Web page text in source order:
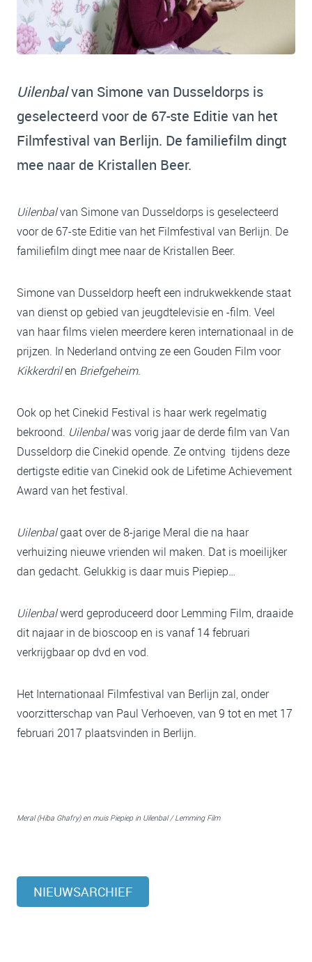
Uilenbalvan Simone van Dusseldorps is
geselecteerd voor de 67-ste Editie van het
Filmfestival van Berlijn. De familiefilm dingt
mee naar de Kristallen Beer.
Uilenbalvan Simone van Dusseldorps is geselecteerd
voor de 67-ste Editie van het Filmfestival van Berlijn. De
familiefilm dingt mee naar de Kristallen Beer.
Simone van Dusseldorp heeft een indrukwekkende staat
van dienst op gebied van jeugdtelevisie en -film. Veel
van haar films vielen meerdere keren internationaal in de
prijzen. In Nederland ontving ze een Gouden Film voor
Kikkerdrilen Briefgeheim.
Ook op het Cinekid Festival is haar werk regelmatig
bekroond. Uilenbalwas vorig jaar de derde film van Van
Dusseldorp die Cinekid opende. Ze ontving tijdens deze
dertigste editie van Cinekid ook de Lifetime Achievement
Award van het festival.
Uilenbalgaat over de 8-jarige Meral die na haar
verhuizing nieuwe vrienden wil maken. Dat is moeilijker
dan gedacht. Gelukkig is daar muis Piepiep…
Uilenbalwerd geproduceerd door Lemming Film, draaide
dit najaar in de bioscoop en is vanaf 14 februari
verkrijgbaar op dvd en vod.
Het Internationaal Filmfestival van Berlijn zal, onder
voorzitterschap van Paul Verhoeven, van 9 tot en met 17
februari 2017 plaatsvinden in Berlijn.
Meral (Hiba Ghafry) en muis Piepiep in Uilenbal / Lemming Film
NIEUWSARCHIEF